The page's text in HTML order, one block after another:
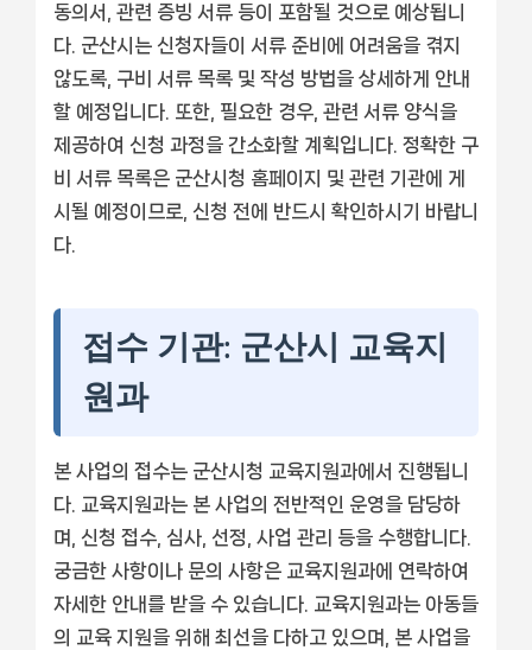
동의서, 관련 증빙 서류 등이 포함될 것으로 예상됩니
다. 군산시는 신청자들이 서류 준비에 어려움을 겪지
않도록, 구비 서류 목록 및 작성 방법을 상세하게 안내
할 예정입니다. 또한, 필요한 경우, 관련 서류 양식을
제공하여 신청 과정을 간소화할 계획입니다. 정확한 구
비 서류 목록은 군산시청 홈페이지 및 관련 기관에 게
시될 예정이므로, 신청 전에 반드시 확인하시기 바랍니
다.
접수 기관: 군산시 교육지
원과
본 사업의 접수는 군산시청 교육지원과에서 진행됩니
다. 교육지원과는 본 사업의 전반적인 운영을 담당하
며, 신청 접수, 심사, 선정, 사업 관리 등을 수행합니다.
궁금한 사항이나 문의 사항은 교육지원과에 연락하여
자세한 안내를 받을 수 있습니다. 교육지원과는 아동들
의 교육 지원을 위해 최선을 다하고 있으며, 본 사업을